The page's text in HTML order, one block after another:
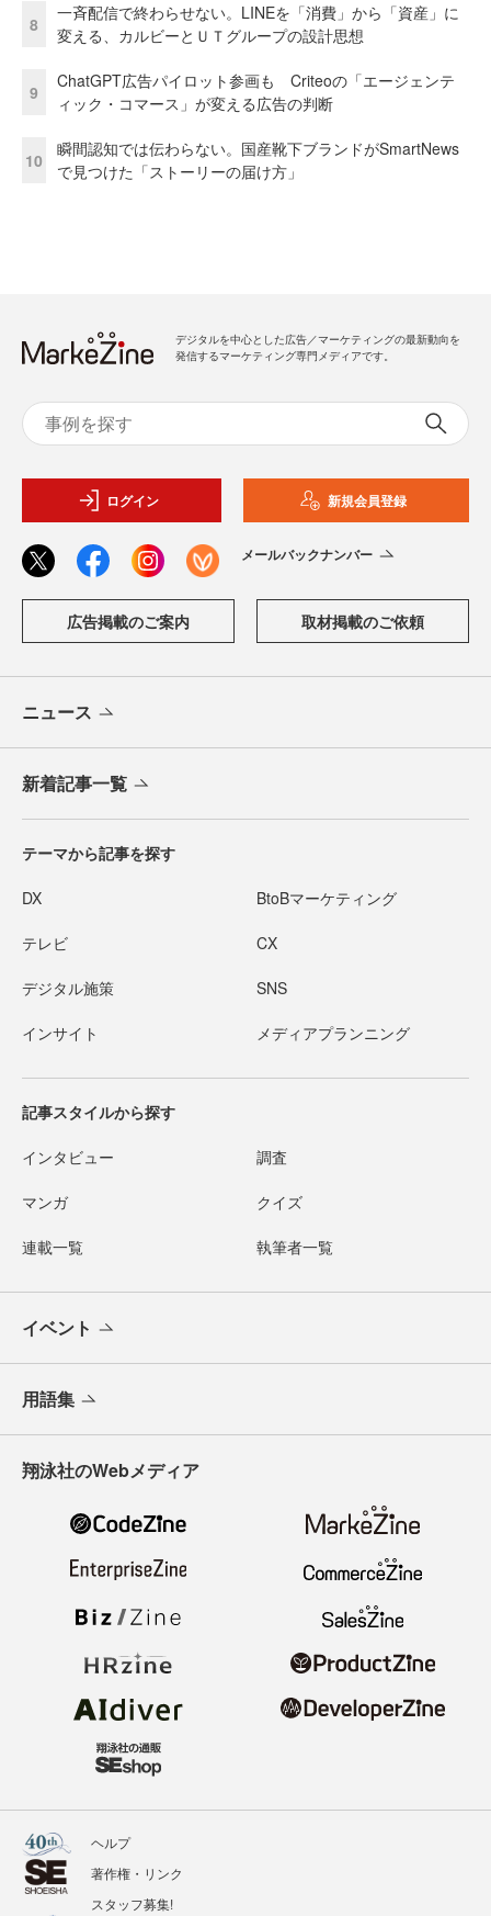
8
一斉配信で終わらせない。LINEを「消費」から「資産」に
変える、カルビーとＵＴグループの設計思想
9
ChatGPT広告パイロット参画も Criteoの「エージェンテ
ィック・コマース」が変える広告の判断
10
瞬間認知では伝わらない。国産靴下ブランドがSmartNews
で見つけた「ストーリーの届け方」
デジタルを中心とした広告／マーケティングの最新動向を
発信するマーケティング専門メディアです。
ログイン 新規会員登録
メールバックナンバー
広告掲載のご案内 取材掲載のご依頼
ニュース
新着記事一覧
テーマから記事を探す
DX BtoBマーケティング
テレビ CX
デジタル施策 SNS
インサイト メディアプランニング
記事スタイルから探す
インタビュー 調査
マンガ クイズ
連載一覧 執筆者一覧
イベント
用語集
翔泳社のWebメディア
ヘルプ
著作権・リンク
スタッフ募集!